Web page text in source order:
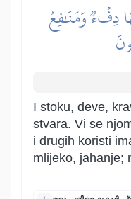
دِفۡءٞ وَمَنَٰفِعُ
I stoku, deve,
stvara. Vi se
i drugih koristi
mlijeko, jahanje;